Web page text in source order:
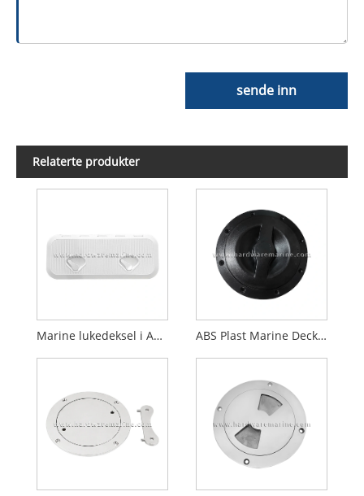
sende inn
Relaterte produkter
Marine lukedeksel i ABS plast ABS Plast Marine Deck Plate Luke Deksel med oppbevaringspose